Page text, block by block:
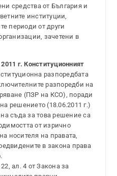
средства от България и
институции,
периоди от други
зачетени в
г. Конституционният
разпоредбата
разпоредби на
(ПЗР на КСО), поради
решението (18.06.2011 г.)
съда за това решение са
от изрично
носителя на правата,
в закона права
ал. 4 от Закона за